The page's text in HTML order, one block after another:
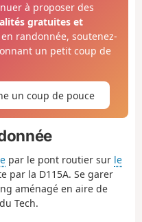
à proposer des
gratuites et
randonnée, soutenez-
un petit coup de
un coup de pouce
par le pont routier sur le
par la D115A. Se garer
aménagé en aire de
Tech.